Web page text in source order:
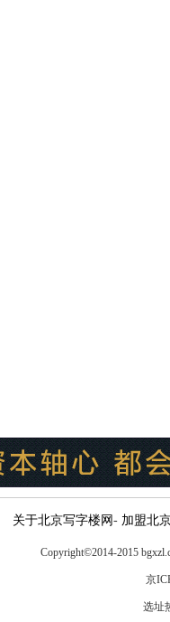
关于北京写字楼网 - 加盟北
Copyright©2014-2015
京
选址